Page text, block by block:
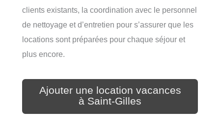
clients existants, la coordination avec le personnel
de nettoyage et d’entretien pour s’assurer que les
locations sont préparées pour chaque séjour et
plus encore.
Ajouter une location vacances
à Saint-Gilles